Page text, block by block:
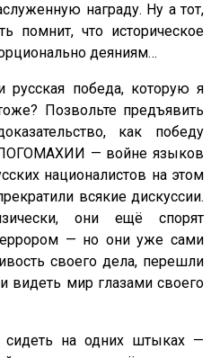
награду. Ну а тот,
помнит, что историческое
деяниям…
русская победа, которую я
Позвольте предъявить
как победу
ЛОГОМАХИИ — войне языков
националистов на этом
всякие дискуссии.
они ещё спорят
— но они уже сами
своего дела, перешли
видеть мир глазами своего
сидеть на одних штыках —